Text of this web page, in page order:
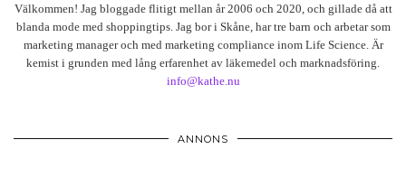
Välkommen! Jag bloggade flitigt mellan år 2006 och 2020, och gillade då att
blanda mode med shoppingtips. Jag bor i Skåne, har tre barn och arbetar som
marketing manager och med marketing compliance inom Life Science. Är
kemist i grunden med lång erfarenhet av läkemedel och marknadsföring.
info@kathe.nu
ANNONS